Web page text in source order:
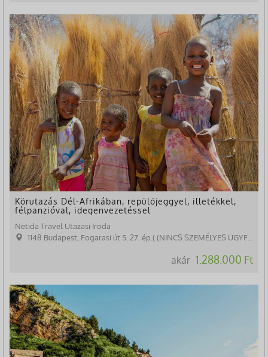
Körutazás Dél-Afrikában, repülőjeggyel, illetékkel,
félpanzióval, idegenvezetéssel
Netida Travel Utazasi Iroda
1148 Budapest, Fogarasi út 5. 27. ép.( (NINCS SZEMÉLYES ÜGYFÉLFOGADÁS)
akár 1.288.000 Ft